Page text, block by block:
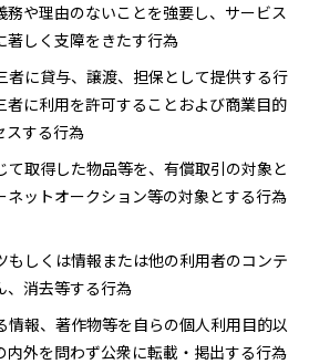
務や理由のないことを強要し、サービス
著しく支障をきたす行為
者に貸与、譲渡、担保として提供する行
に利用を許可することおよび商業目的
スする行為
て取得した物品等を、有償取引の対象と
ットオークション等の対象とする行為
もしくは情報または他の利用者のコンテ
、消去等する行為
情報、著作物等を自らの個人利用目的以
外を問わず公衆に転載・掲出する行為